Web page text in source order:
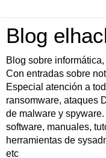
Blog
Blog sobre
Con entradas sobre
Especial atención a
ransomware, ataques
de malware y
software, manuales,
herramientas de
etc